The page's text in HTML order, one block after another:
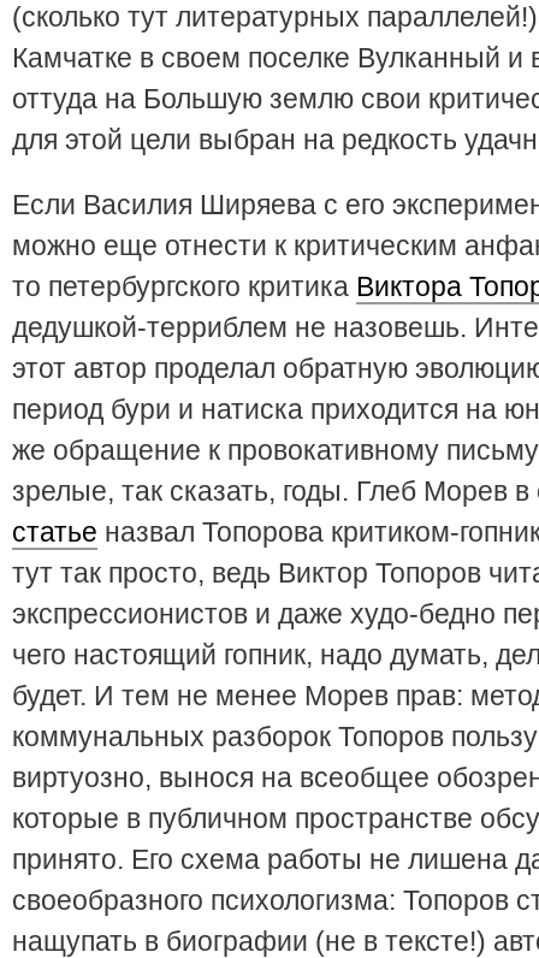
(сколько тут литературных
Камчатке в своем поселке Вулканный
оттуда на Большую землю свои
для этой цели выбран на редкость
Если Василия Ширяева с его
можно еще отнести к критическим
то петербургского критика Виктора
дедушкой-терриблем не назовешь.
этот автор проделал обратную
период бури и натиска приходится на
же обращение к провокативному
зрелые, так сказать, годы. Глеб Морев
статье назвал Топорова критиком-
тут так просто, ведь Виктор Топоров
экспрессионистов и даже худо-бедно
чего настоящий гопник, надо думать,
будет. И тем не менее Морев прав:
коммунальных разборок Топоров
виртуозно, вынося на всеобщее
которые в публичном пространстве
принято. Его схема работы не лишена
своеобразного психологизма: Топоров
нащупать в биографии (не в тексте!)